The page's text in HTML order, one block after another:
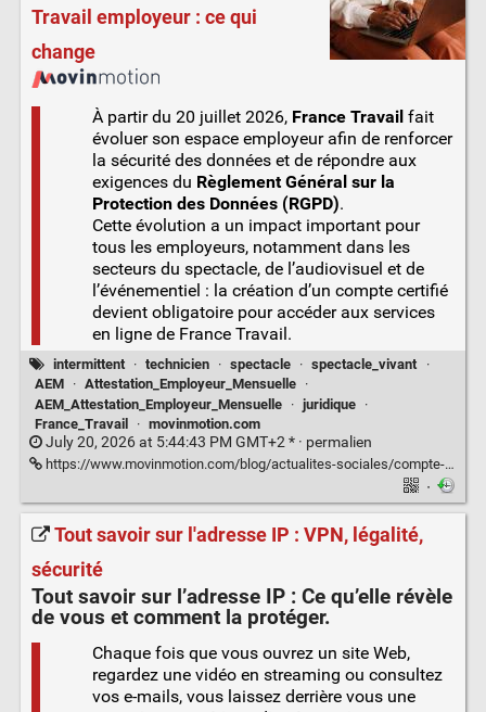
Travail employeur : ce qui
change
À partir du 20 juillet 2026, France Travailfait
évoluer son espace employeur afin de renforcer
la sécurité des données et de répondre aux
exigences du Règlement Général sur la
Protection des Données (RGPD).
Cette évolution a un impact important pour
tous les employeurs, notamment dans les
secteurs du spectacle, de l’audiovisuel et de
l’événementiel : la création d’un compte certifié
devient obligatoire pour accéder aux services
en ligne de France Travail.
intermittent · technicien · spectacle · spectacle_vivant
·
AEM
· Attestation_Employeur_Mensuelle
·
AEM_Attestation_Employeur_Mensuelle
· juridique
·
France_Travail
· movinmotion.com
July 20, 2026 at 5:44:43 PM GMT+2 * · permalien
https://www.movinmotion.com/blog/actualites-sociales/compte-certifie-france-travail/
·
Tout savoir sur l'adresse IP : VPN, légalité,
sécurité
Tout savoir sur l’adresse IP: Ce qu’elle révèle
de vous et comment la protéger.
Chaque fois que vous ouvrez un site Web,
regardez une vidéo en streaming ou consultez
vos e-mails, vous laissez derrière vous une